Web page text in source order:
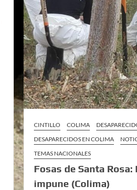
CINTILLO COLIMA
DESAPARECIDOS EN COLIMA
TEMAS NACIONALES
Fosas de Santa
impune (Colima)